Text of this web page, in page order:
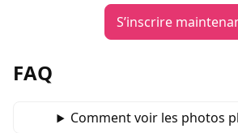
S’inscrire
FAQ
Comment voir les photos